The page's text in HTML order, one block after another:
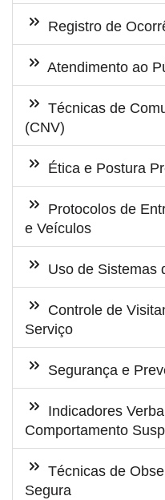
Registro de
Atendimento ao
Técnicas de
(CNV)
Ética e Postura
Protocolos de
e Veículos
Uso de Sistemas
Controle de
Serviço
Segurança e
Indicadores
Comportamento
Técnicas de
Segura